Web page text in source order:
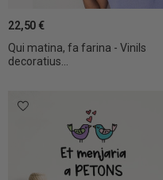
Qui matina, fa farina - Vinils
decoratius...
22,50 €